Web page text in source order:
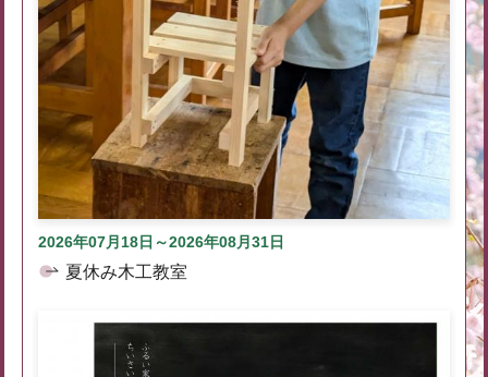
2026年07月18日～2026年08月31日
夏休み木工教室